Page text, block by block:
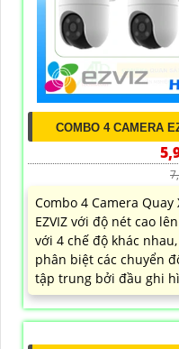
COMBO 4 CAMERA
Combo 4 Camera
EZVIZ với độ nét cao
với 4 chế độ khác
phân biệt các chuyển
tập trung bởi đầu ghi